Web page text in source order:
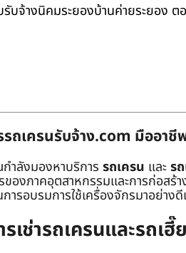
รับจ้างนิคมระยองบ้านค่ายระยอง
รถเครนรับจ้าง.com มืออา
ำลังมองหาบริการ รถเครน และร
ของภาคอุตสาหกรรมและการก่อสร้
ารอบรมการใช้เครื่องจักรมาอย่าง
รเช่ารถเครนและรถ